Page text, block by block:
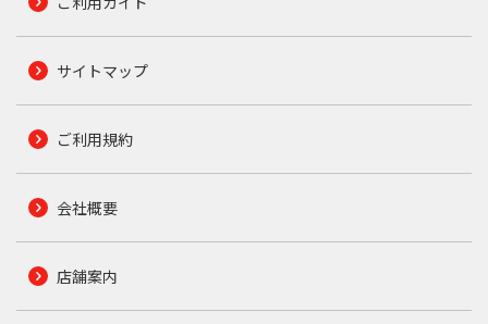
サイトマップ
ご利用規約
会社概要
店舗案内